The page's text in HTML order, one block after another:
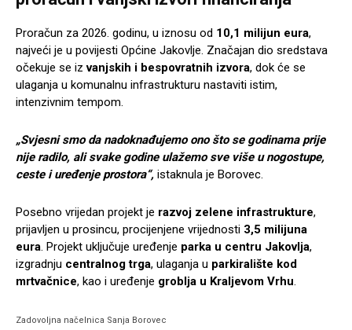
Proračun za 2026. godinu, u iznosu od 10,1 milijun eura,
najveći je u povijesti Općine Jakovlje. Značajan dio sredstava
očekuje se izvanjskih i bespovratnih izvora, dok će se
ulaganja u komunalnu infrastrukturu nastaviti istim,
intenzivnim tempom.
„Svjesni smo da nadoknađujemo ono što se godinama prije
nije radilo, ali svake godine ulažemo sve više u nogostupe,
ceste i uređenje prostora“, istaknula je Borovec.
Posebno vrijedan projekt je razvoj zelene infrastrukture,
prijavljen u prosincu, procijenjene vrijednosti 3,5 milijuna
eura. Projekt uključuje uređenje parka u centru Jakovlja,
izgradnju centralnog trga, ulaganja u parkiralište kod
mrtvačnice, kao i uređenje groblja u Kraljevom Vrhu.
Zadovoljna načelnica Sanja Borovec